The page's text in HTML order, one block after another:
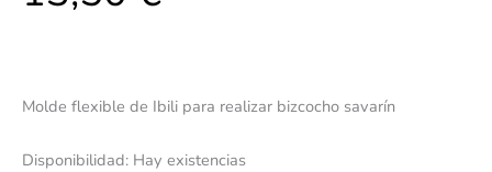
Molde flexible de Ibili para realizar bizcocho savarín
Disponibilidad: Hay existencias